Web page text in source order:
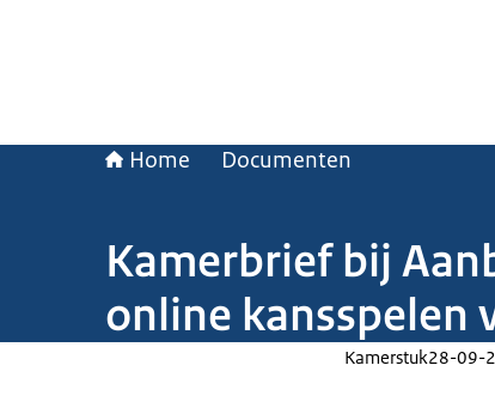
Home Documenten
Kamerbrief bij
online kansspelen
Kamerstuk28-09-